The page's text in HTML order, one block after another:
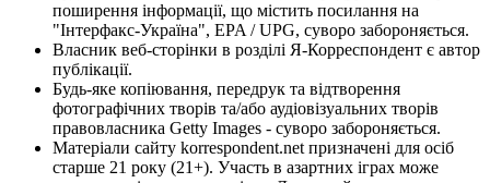
поширення інформації, що містить посилання на
"Інтерфакс-Україна", EPA / UPG, суворо забороняється.
Власник веб-сторінки в розділі Я-Корреспондент є автор
публікації.
Будь-яке копіювання, передрук та відтворення
фотографічних творів та/або аудіовізуальних творів
правовласника Getty Images - суворо забороняється.
Матеріали сайту korrespondent.net призначені для осіб
старше 21 року (21+). Участь в азартних іграх може